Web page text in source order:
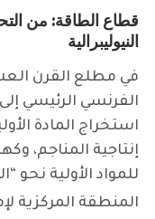
قطاع الطاقة: من
النيوليبرالية
في مطلع القرن
الفرنسي الرئيسي
استخراج المادة
إنتاجية المناجم،
للمواد الأولية نحو
المنطقة المركزية